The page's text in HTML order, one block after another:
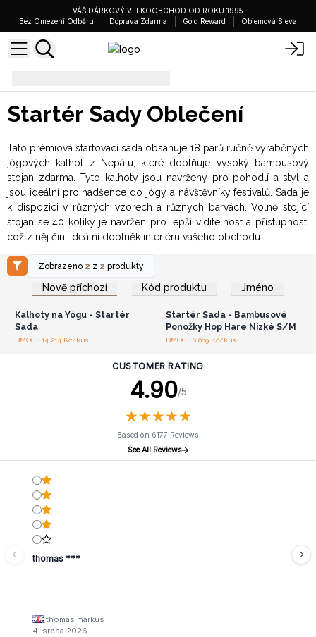
VÁŠ DÁRKOVÝ VELKOOBCHOD OD ROKU 1995
Bez Omezení Odběru
Doprava Zdarma Gold Reward Objemová Sleva
Startér Sady Oblečení
Tato prémiová startovací sada obsahuje 18 párů ručně vyráběných
jógových kalhot z Nepálu, které doplňuje vysoký bambusový
stojan zdarma. Tyto kalhoty jsou navrženy pro pohodlí a styl a
jsou ideální pro nadšence do jógy a návštěvníky festivalů. Sada je
k dispozici v různých vzorech a různých barvách. Volně stojící
stojan se 40 kolíky je navržen pro lepší viditelnost a přístupnost,
což z něj činí ideální doplněk interiéru vašeho obchodu.
Zobrazeno 2 z 2 produkty
Nově příchozí Kód produktu Jméno
Přihlaste se nebo se
zaregistrujte pro
velkoobchodní ceny
Kalhoty na Yógu - Startér
Sada
DMOC : 14 214 Kč/kus
zaregistrujte pro
velkoobchodní ceny
Startér Sada - Bambusové
Ponožky Hop Hare Nízké S/M
DMOC : 6 069 Kč/kus
CUSTOMER RATING
4.90/5
★★★★★
★★★★★
Based on 6177 Reviews
See All Reviews
thomas ***
thomas markus
4. srpna 2026